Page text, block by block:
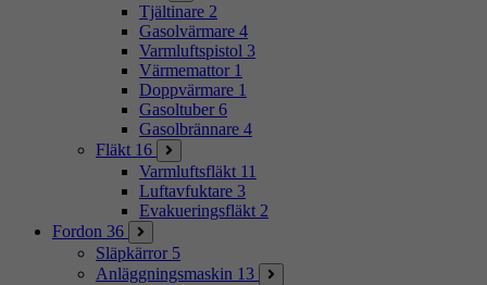
Tjältinare 2
Gasolvärmare 4
Varmluftspistol 3
Värmemattor 1
Doppvärmare 1
Gasoltuber 6
Gasolbrännare 4
Fläkt 16
Varmluftsfläkt 11
Luftavfuktare 3
Evakueringsfläkt 2
Fordon 36
Släpkärror 5
Anläggningsmaskin 13